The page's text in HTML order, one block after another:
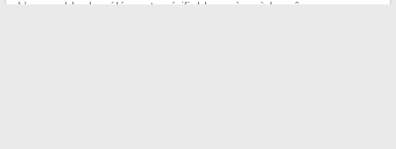
L’ensemble des éléments vérifiables mène à la même